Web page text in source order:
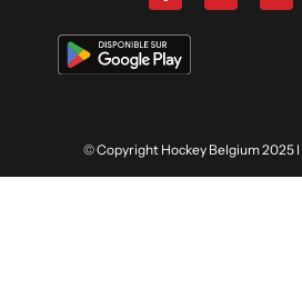
© Copyright Hockey Belgium 2025 I